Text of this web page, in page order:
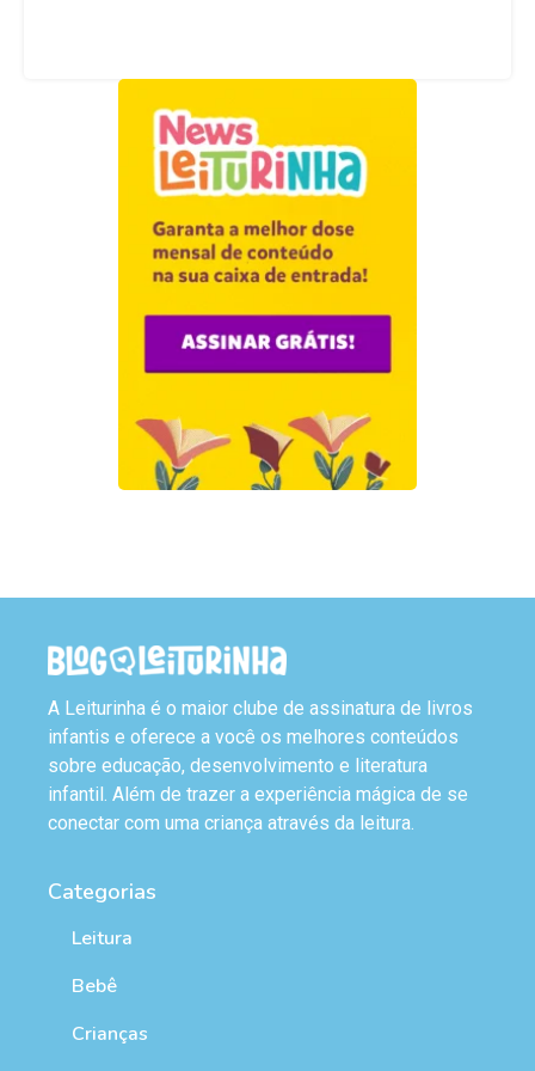
A Leiturinha é o maior clube de assinatura de livros
infantis e oferece a você os melhores conteúdos
sobre educação, desenvolvimento e literatura
infantil. Além de trazer a experiência mágica de se
conectar com uma criança através da leitura.
Categorias
Leitura
Bebê
Crianças